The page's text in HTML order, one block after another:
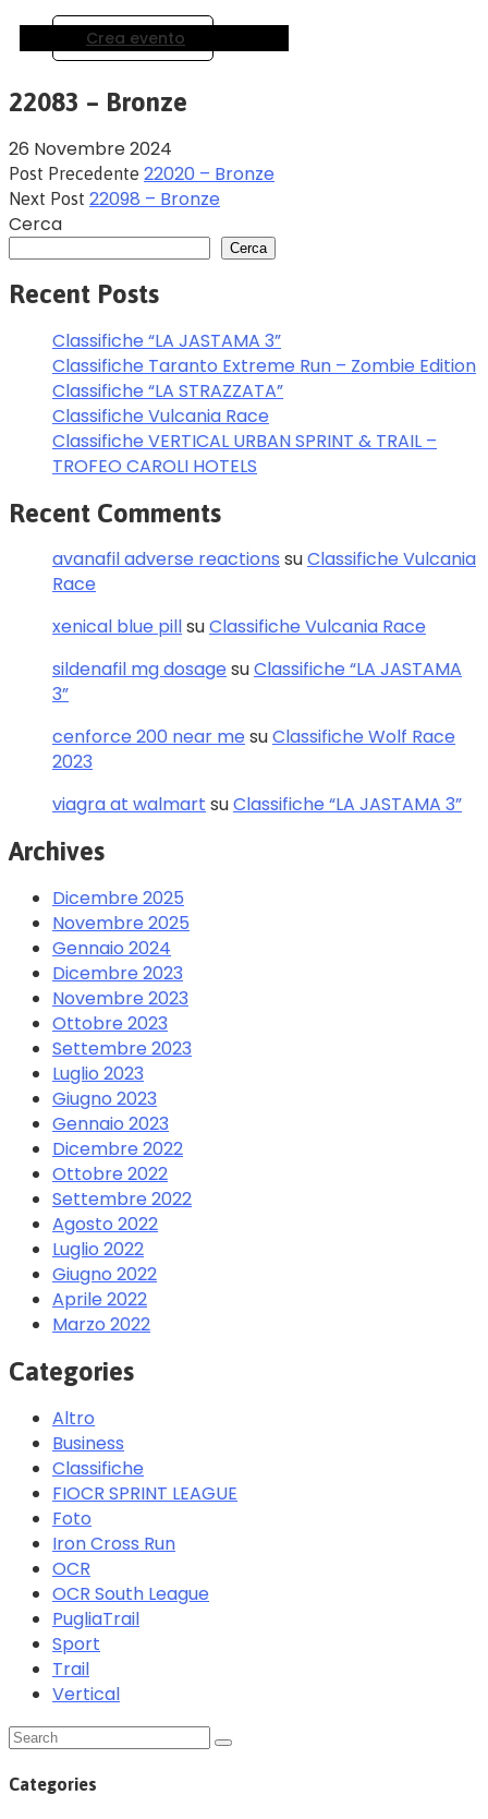
Crea evento
22083 – Bronze
26 Novembre 2024
Post Precedente 22020 – Bronze
Next Post 22098 – Bronze
Cerca
Cerca
Recent Posts
Classifiche “LA JASTAMA 3”
Classifiche Taranto Extreme Run – Zombie Edition
Classifiche “LA STRAZZATA”
Classifiche Vulcania Race
Classifiche VERTICAL URBAN SPRINT & TRAIL –
TROFEO CAROLI HOTELS
Recent Comments
avanafil adverse reactions suClassifiche Vulcania
Race
xenical blue pillsuClassifiche Vulcania Race
sildenafil mg dosagesuClassifiche “LA JASTAMA
3”
cenforce 200 near mesuClassifiche Wolf Race
2023
viagra at walmart suClassifiche “LA JASTAMA 3”
Archives
Dicembre 2025
Novembre 2025
Gennaio 2024
Dicembre 2023
Novembre 2023
Ottobre 2023
Settembre 2023
Luglio 2023
Giugno 2023
Gennaio 2023
Dicembre 2022
Ottobre 2022
Settembre 2022
Agosto 2022
Luglio 2022
Giugno 2022
Aprile 2022
Marzo 2022
Categories
Altro
Business
Classifiche
FIOCR SPRINT LEAGUE
Foto
Iron Cross Run
OCR
OCR South League
PugliaTrail
Sport
Trail
Vertical
Categories